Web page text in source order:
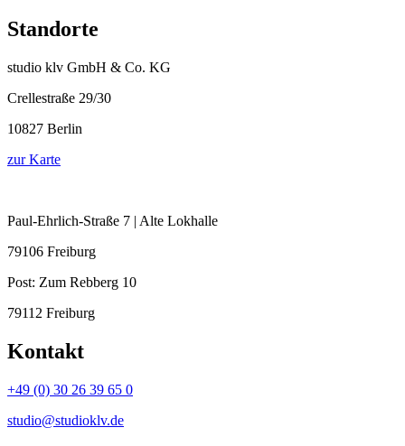
Standorte
studio klv GmbH & Co. KG
Crellestraße 29/30
10827 Berlin
zur Karte
Paul-Ehrlich-Straße 7 | Alte Lokhalle
79106 Freiburg
Post: Zum Rebberg 10
79112 Freiburg
Kontakt
+49 (0) 30 26 39 65 0
studio@studioklv.de